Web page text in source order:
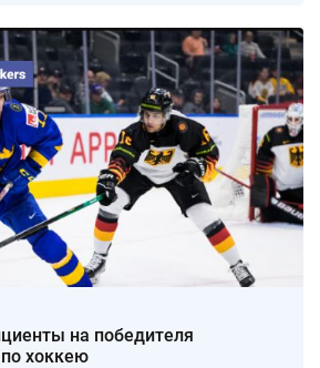
на победителя
хоккею